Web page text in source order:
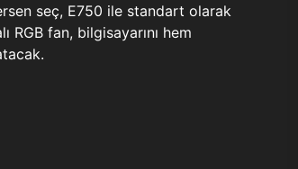
seç, E750 ile standart olarak
RGB fan, bilgisayarını hem